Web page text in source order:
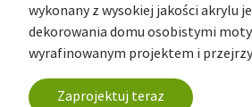
wykonany z wysokiej jakości akrylu
dekorowania domu osobistymi
wyrafinowanym projektem i
Zaprojektuj teraz